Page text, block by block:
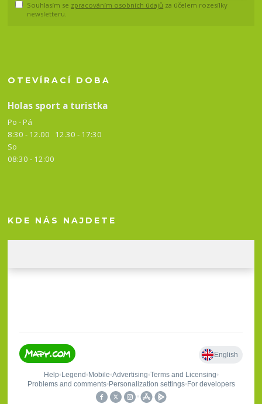
Souhlasím se zpracováním osobních údajů za účelem rozesílky
newsletteru.
OTEVÍRACÍ DOBA
Holas sport a turistka
Po - Pá
8:30 - 12.00 12.30 - 17:30
So
08:30 - 12:00
KDE NÁS NAJDETE